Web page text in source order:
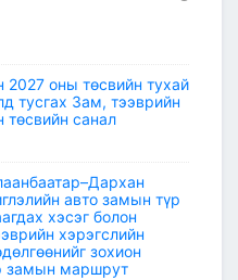
2027 оны төсвийн тухай
тусгах Зам, тээврийн
санал
авто замын түр
хэсэг болон
хэрэгслийн
зохион
замын маршрут